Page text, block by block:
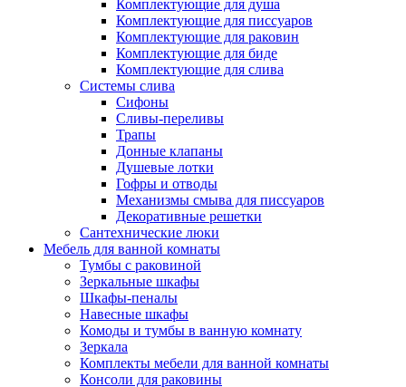
Комплектующие для душа
Комплектующие для писсуаров
Комплектующие для раковин
Комплектующие для биде
Комплектующие для слива
Системы слива
Сифоны
Сливы-переливы
Трапы
Донные клапаны
Душевые лотки
Гофры и отводы
Механизмы смыва для писсуаров
Декоративные решетки
Сантехнические люки
Мебель для ванной комнаты
Тумбы с раковиной
Зеркальные шкафы
Шкафы-пеналы
Навесные шкафы
Комоды и тумбы в ванную комнату
Зеркала
Комплекты мебели для ванной комнаты
Консоли для раковины